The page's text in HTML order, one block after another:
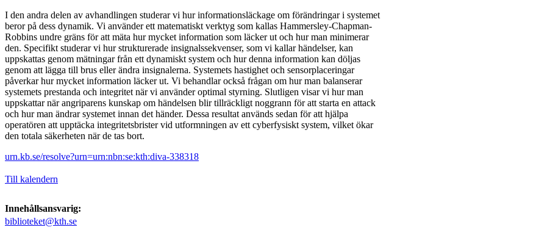
I den andra delen av avhandlingen studerar vi hur informationsläckage om förändringar i systemet
beror på dess dynamik. Vi använder ett matematiskt verktyg som kallas Hammersley-Chapman-
Robbins undre gräns för att mäta hur mycket information som läcker ut och hur man minimerar
den. Specifikt studerar vi hur strukturerade insignalssekvenser, som vi kallar händelser, kan
uppskattas genom mätningar från ett dynamiskt system och hur denna information kan döljas
genom att lägga till brus eller ändra insignalerna. Systemets hastighet och sensorplaceringar
påverkar hur mycket information läcker ut. Vi behandlar också frågan om hur man balanserar
systemets prestanda och integritet när vi använder optimal styrning. Slutligen visar vi hur man
uppskattar när angriparens kunskap om händelsen blir tillräckligt noggrann för att starta en attack
och hur man ändrar systemet innan det händer. Dessa resultat används sedan för att hjälpa
operatören att upptäcka integritetsbrister vid utformningen av ett cyberfysiskt system, vilket ökar
den totala säkerheten när de tas bort.
urn.kb.se/resolve?urn=urn:nbn:se:kth:diva-338318
Till kalendern
Innehållsansvarig:
biblioteket@kth.se